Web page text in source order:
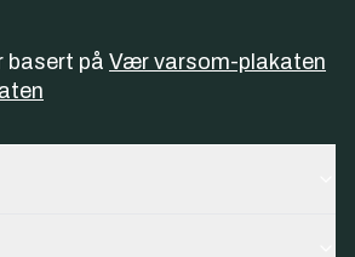
basert på Vær varsom-plakaten